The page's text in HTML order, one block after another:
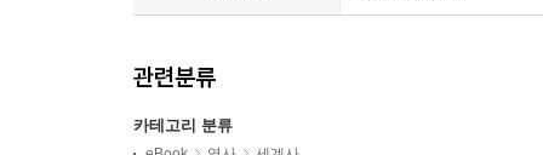
관련분류
카테고리 분류